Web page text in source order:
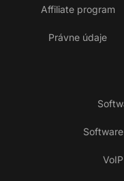
Affiliate program
Právne údaje